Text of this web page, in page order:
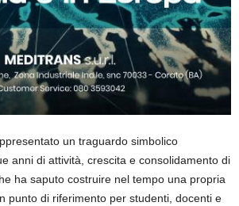
un traguardo simbolico
anni di attività, crescita e consolidamento di
ha saputo costruire nel tempo una propria
punto di riferimento per studenti, docenti e